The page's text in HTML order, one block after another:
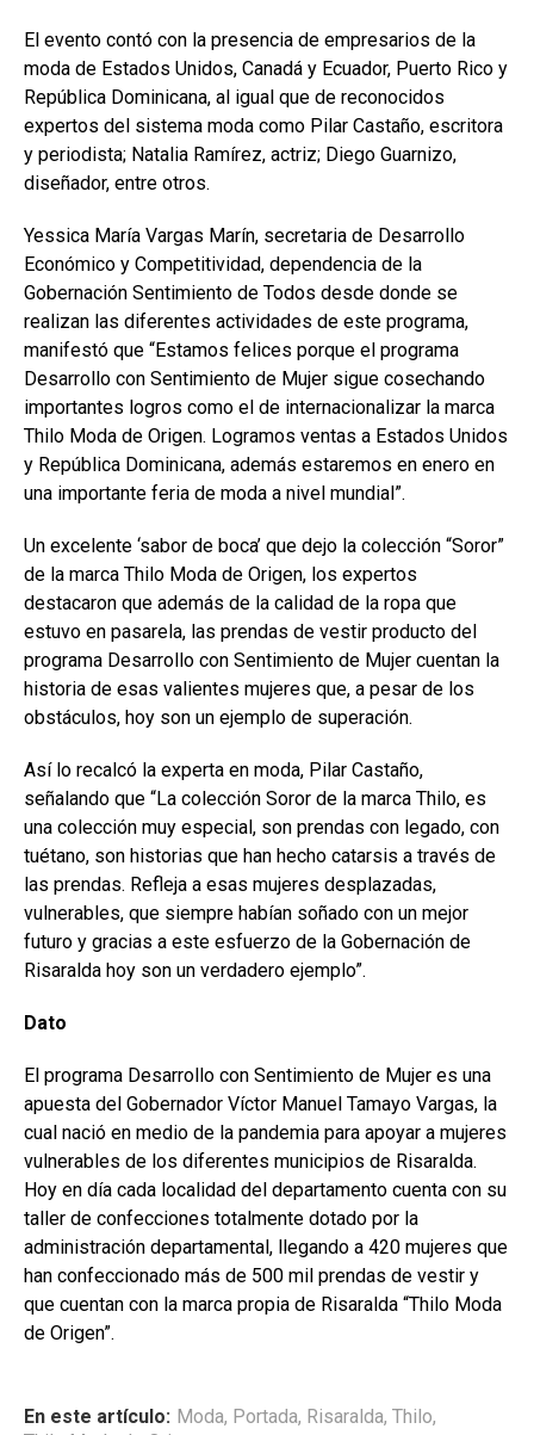
El evento contó con la presencia de empresarios de la
moda de Estados Unidos, Canadá y Ecuador, Puerto Rico y
República Dominicana, al igual que de reconocidos
expertos del sistema moda como Pilar Castaño, escritora
y periodista; Natalia Ramírez, actriz; Diego Guarnizo,
diseñador, entre otros.
Yessica María Vargas Marín, secretaria de Desarrollo
Económico y Competitividad, dependencia de la
Gobernación Sentimiento de Todos desde donde se
realizan las diferentes actividades de este programa,
manifestó que “Estamos felices porque el programa
Desarrollo con Sentimiento de Mujer sigue cosechando
importantes logros como el de internacionalizar la marca
Thilo Moda de Origen. Logramos ventas a Estados Unidos
y República Dominicana, además estaremos en enero en
una importante feria de moda a nivel mundial”.
Un excelente ‘sabor de boca’ que dejo la colección “Soror”
de la marca Thilo Moda de Origen, los expertos
destacaron que además de la calidad de la ropa que
estuvo en pasarela, las prendas de vestir producto del
programa Desarrollo con Sentimiento de Mujer cuentan la
historia de esas valientes mujeres que, a pesar de los
obstáculos, hoy son un ejemplo de superación.
Así lo recalcó la experta en moda, Pilar Castaño,
señalando que “La colección Soror de la marca Thilo, es
una colección muy especial, son prendas con legado, con
tuétano, son historias que han hecho catarsis a través de
las prendas. Refleja a esas mujeres desplazadas,
vulnerables, que siempre habían soñado con un mejor
futuro y gracias a este esfuerzo de la Gobernación de
Risaralda hoy son un verdadero ejemplo”.
Dato
El programa Desarrollo con Sentimiento de Mujer es una
apuesta del Gobernador Víctor Manuel Tamayo Vargas, la
cual nació en medio de la pandemia para apoyar a mujeres
vulnerables de los diferentes municipios de Risaralda.
Hoy en día cada localidad del departamento cuenta con su
taller de confecciones totalmente dotado por la
administración departamental, llegando a 420 mujeres que
han confeccionado más de 500 mil prendas de vestir y
que cuentan con la marca propia de Risaralda “Thilo Moda
de Origen”.
En este artículo: Moda, Portada, Risaralda, Thilo,